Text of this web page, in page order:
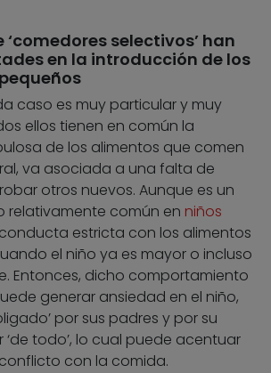
selectivos’ han
en la introducción de los
caso es muy particular y muy
ellos tienen en común la
de los alimentos que comen
va asociada a una falta de
otros nuevos. Aunque es un
relativamente común en niños
estricta con los alimentos
el niño ya es mayor o incluso
Entonces, dicho comportamiento
generar ansiedad en el niño,
por sus padres y por su
todo’, lo cual puede acentuar
con la comida.